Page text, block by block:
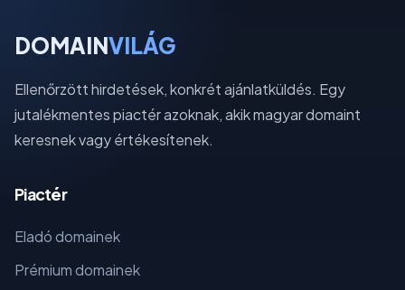
DOMAINVILÁG
Ellenőrzött hirdetések, konkrét ajánlatküldés. Egy
jutalékmentes piactér azoknak, akik magyar domaint
keresnek vagy értékesítenek.
Piactér
Eladó domainek
Prémium domainek